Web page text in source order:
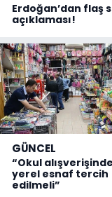
Erdoğan’dan flaş
açıklaması!
GÜNCEL
“Okul alışverişinde
yerel esnaf tercih
edilmeli”